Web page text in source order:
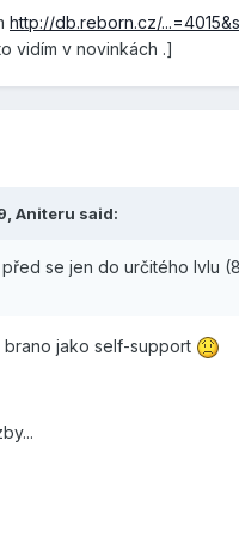
http://db.reborn.cz/
vidím v novinkách .]
Aniteru said:
před se jen do určitého lvlu
jako self-support